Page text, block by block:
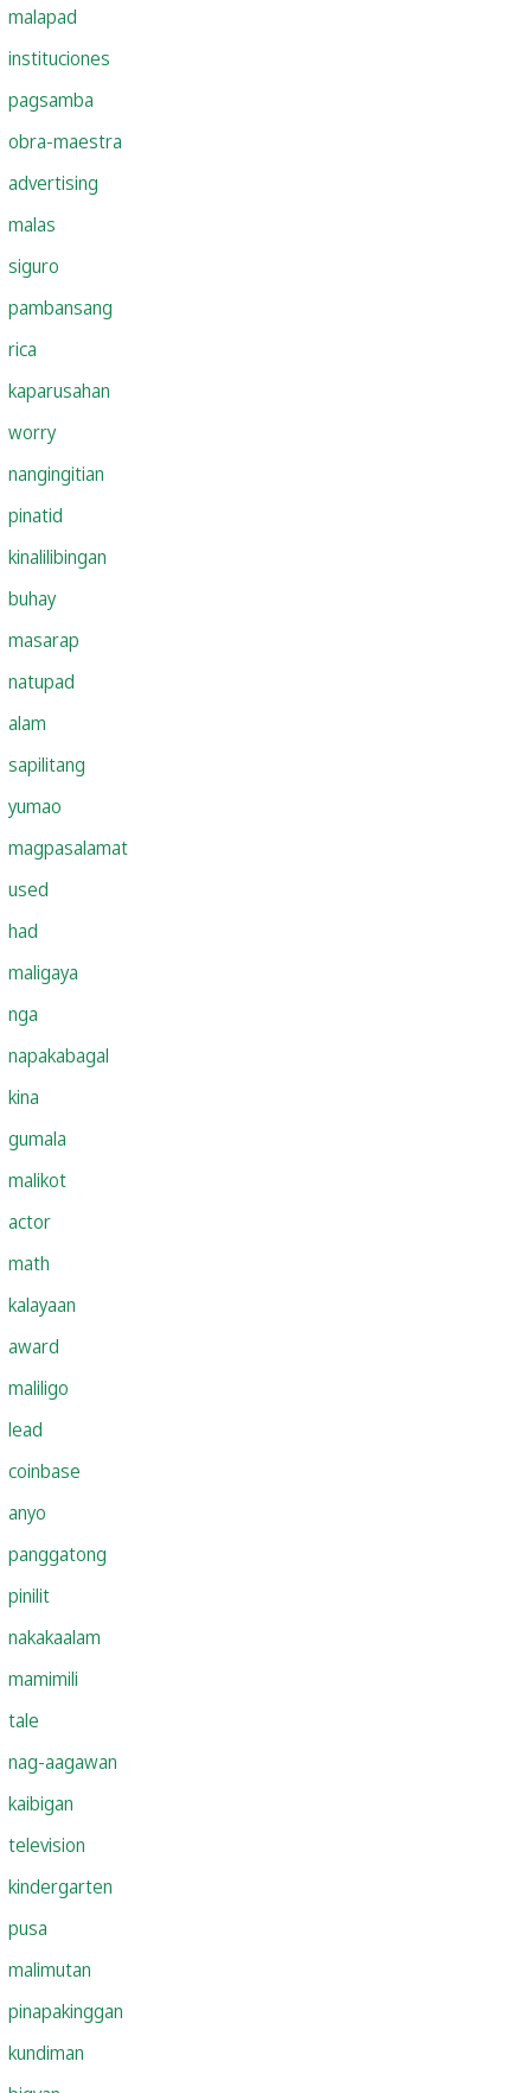
malapad
instituciones
pagsamba
obra-maestra
advertising
malas
siguro
pambansang
rica
kaparusahan
worry
nangingitian
pinatid
kinalilibingan
buhay
masarap
natupad
alam
sapilitang
yumao
magpasalamat
used
had
maligaya
nga
napakabagal
kina
gumala
malikot
actor
math
kalayaan
award
maliligo
lead
coinbase
anyo
panggatong
pinilit
nakakaalam
mamimili
tale
nag-aagawan
kaibigan
television
kindergarten
pusa
malimutan
pinapakinggan
kundiman